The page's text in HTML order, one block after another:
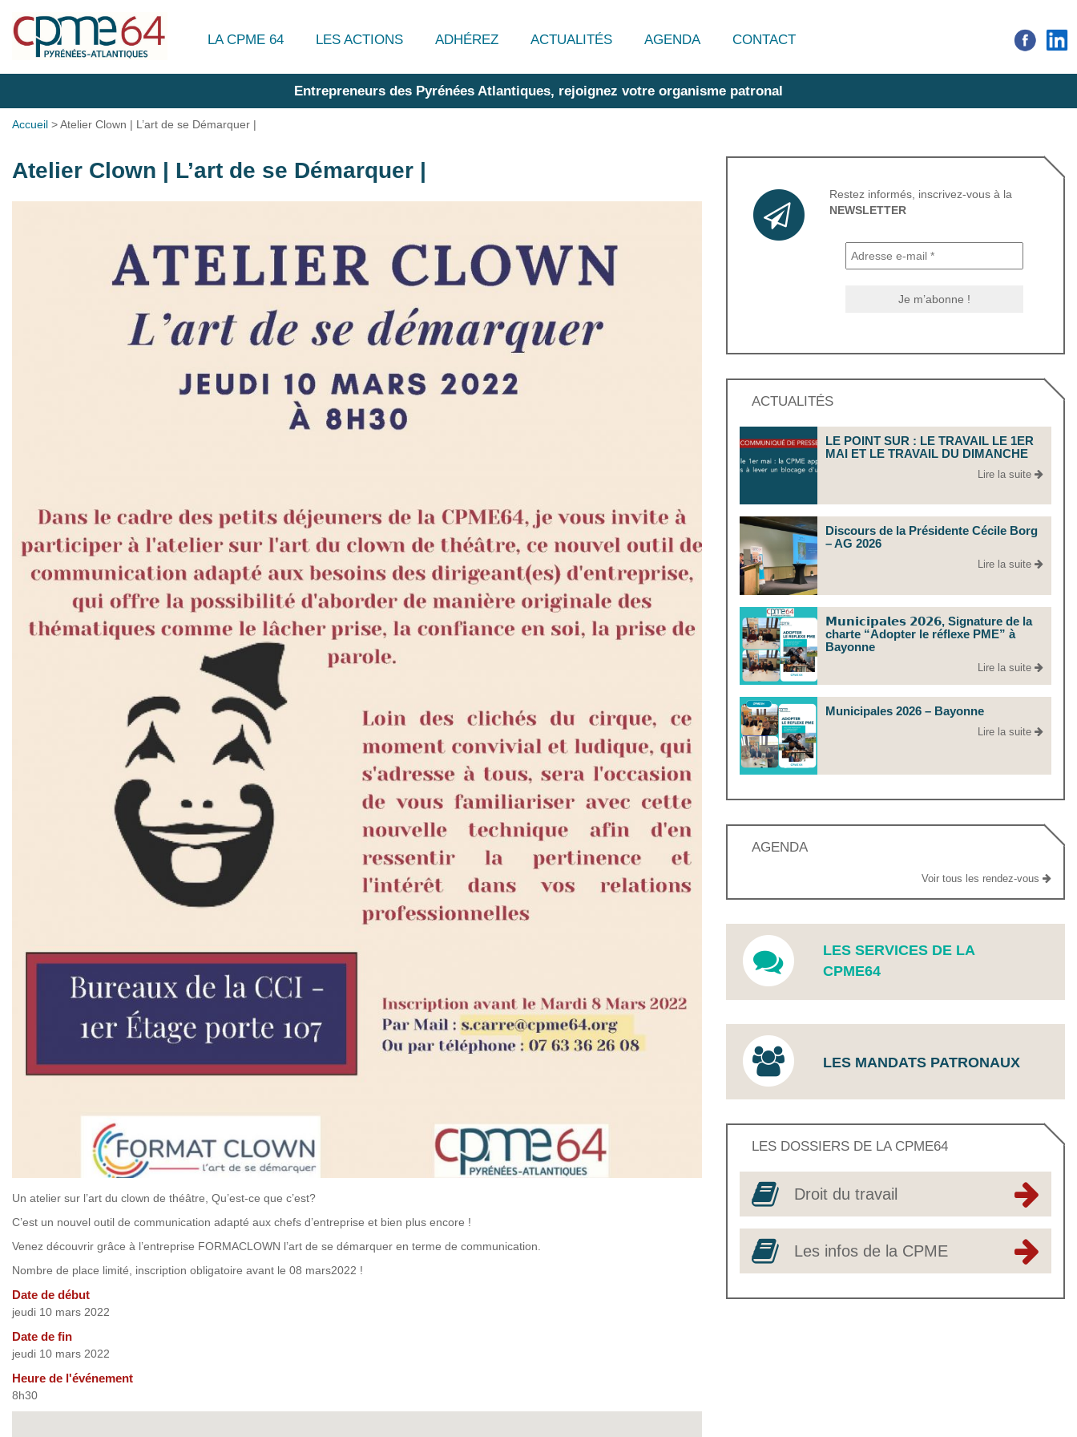
LA CPME 64 LES ACTIONS ADHÉREZ ACTUALITÉS AGENDA CONTACT
Entrepreneurs des Pyrénées Atlantiques, rejoignez votre organisme patronal
Accueil >Atelier Clown | L’art de se Démarquer |
Atelier Clown | L’art de se Démarquer |
Un atelier sur l’art du clown de théâtre, Qu’est-ce que c’est?
C’est un nouvel outil de communication adapté aux chefs d’entreprise et bien plus encore !
Venez découvrir grâce à l’entreprise FORMACLOWN l’art de se démarquer en terme de communication.
Nombre de place limité, inscription obligatoire avant le 08 mars2022 !
Date de début
jeudi 10 mars 2022
Date de fin
jeudi 10 mars 2022
Heure de l'événement
8h30
Restez informés, inscrivez-vous à la
NEWSLETTER
ACTUALITÉS
LE POINT SUR : LE TRAVAIL LE 1ER
MAI ET LE TRAVAIL DU DIMANCHE
Lire la suite
Discours de la Présidente Cécile Borg
– AG 2026
Lire la suite
𝗠𝘂𝗻𝗶𝗰𝗶𝗽𝗮𝗹𝗲𝘀 𝟮𝟬𝟮𝟲, Signature de la
charte “Adopter le réflexe PME” à
Bayonne
Lire la suite
Municipales 2026 – Bayonne
Lire la suite
AGENDA
Voir tous les rendez-vous
LES SERVICES DE LA
CPME64
LES MANDATS PATRONAUX
LES DOSSIERS DE LA CPME64
Droit du travail
Les infos de la CPME